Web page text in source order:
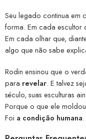
Seu legado continua em
forma. Em cada escultor
Em cada olhar que,
algo que não sabe
Rodin ensinou que o
para revelar. E talvez
século, suas esculturas
Porque o que ele
Foi a condição humana.